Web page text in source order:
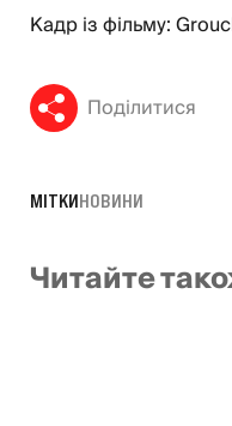
Кадр із фільму:
Поділитися
МІТКИНОВИНИ
Читайте